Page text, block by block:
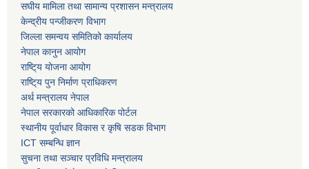
स‌घीय मामिला तथा सामान्य प्रशासन मन्त्रालय
केन्द्रीय पन्जीकरण विभाग
जिल्ला समन्वय समितिको कार्यालय
नेपाल कानुन आयोग
राष्टि्य योजना आयोग
राष्टि्य पुन निर्माण प्राधिकरण
अर्थ मन्त्रालय नेपाल
नेपाल सरकारको आधिकारिक पोर्टल
स्थानीय पूर्वाधार विकास र कृषि सडक विभाग
ICT सम्बन्धि ज्ञान
सुचना तथा सञ्चार प्रविधि मन्त्रालय